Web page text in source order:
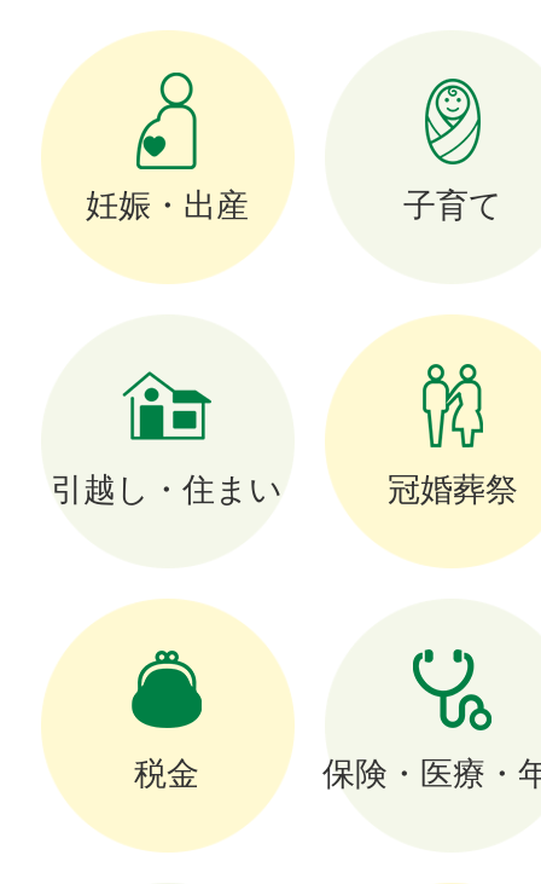
妊娠・出産 子育て
引越し・住まい 冠婚葬祭
税金 保険・医療・